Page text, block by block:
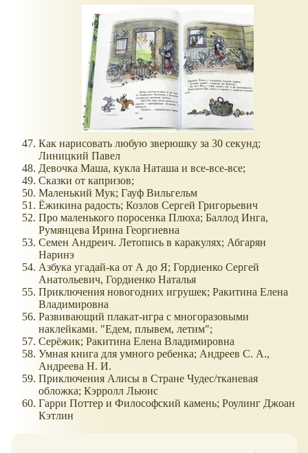
Как нарисовать любую зверюшку за 30 секунд;
Линицкий Павел
Девочка Маша, кукла Наташа и все-все-все;
Сказки от капризов;
Маленький Мук; Гауф Вильгельм
Ёжикина радость; Козлов Сергей Григорьевич
Про маленького поросенка Плюха; Баллод Инга,
Румянцева Ирина Георгиевна
Семен Андреич. Летопись в каракулях; Абгарян
Наринэ
Азбука угадай-ка от А до Я; Гордиенко Сергей
Анатольевич, Гордиенко Наталья
Приключения новогодних игрушек; Ракитина Елена
Владимировна
Развивающий плакат-игра с многоразовыми
наклейками. "Едем, плывем, летим";
Серёжик; Ракитина Елена Владимировна
Умная книга для умного ребенка; Андреев С. А.,
Андреева Н. И.
Приключения Алисы в Стране Чудес/тканевая
обложка; Кэрролл Льюис
Гарри Поттер и Философский камень; Роулинг Джоан
Кэтлин